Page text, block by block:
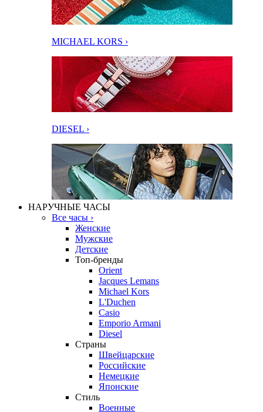
MICHAEL KORS ›
DIESEL ›
НАРУЧНЫЕ ЧАСЫ
Все часы ›
Женские
Мужские
Детские
Топ-бренды
Orient
Jacques Lemans
Michael Kors
L'Duchen
Casio
Emporio Armani
Diesel
Страны
Швейцарские
Российские
Немецкие
Японские
Стиль
Военные